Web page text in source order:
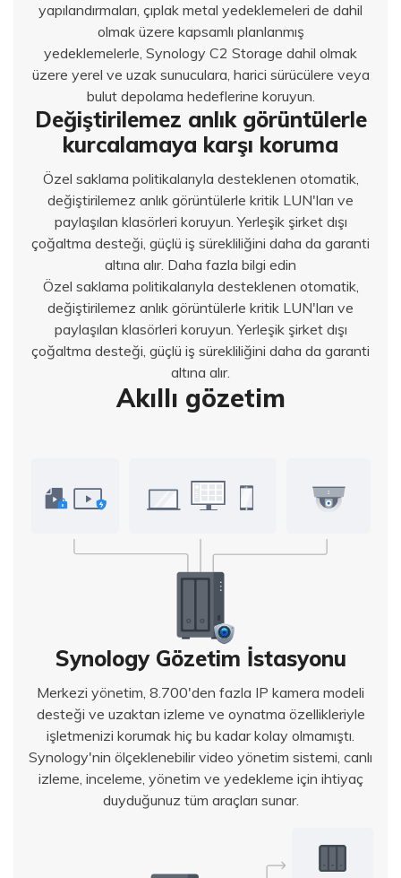
yapılandırmaları, çıplak metal yedeklemeleri de dahil
olmak üzere kapsamlı planlanmış
yedeklemelerle, Synology C2 Storage dahil olmak
üzere yerel ve uzak sunuculara, harici sürücülere veya
bulut depolama hedeflerine koruyun.
Değiştirilemez anlık görüntülerle
kurcalamaya karşı koruma
Özel saklama politikalarıyla desteklenen otomatik,
değiştirilemez anlık görüntülerle kritik LUN'ları ve
paylaşılan klasörleri koruyun. Yerleşik şirket dışı
çoğaltma desteği, güçlü iş sürekliliğini daha da garanti
altına alır. Daha fazla bilgi edin
Özel saklama politikalarıyla desteklenen otomatik,
değiştirilemez anlık görüntülerle kritik LUN'ları ve
paylaşılan klasörleri koruyun. Yerleşik şirket dışı
çoğaltma desteği, güçlü iş sürekliliğini daha da garanti
altına alır.
Akıllı gözetim
Synology Gözetim İstasyonu
Merkezi yönetim, 8.700'den fazla IP kamera modeli
desteği ve uzaktan izleme ve oynatma özellikleriyle
işletmenizi korumak hiç bu kadar kolay olmamıştı.
Synology'nin ölçeklenebilir video yönetim sistemi, canlı
izleme, inceleme, yönetim ve yedekleme için ihtiyaç
duyduğunuz tüm araçları sunar.